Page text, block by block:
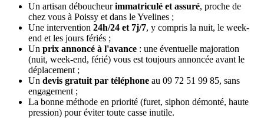
Un artisan déboucheurimmatriculé et assuré, proche de
chez vous à Poissy et dans le Yvelines ;
Une intervention 24h/24 et 7j/7, y compris la nuit, le week-
end et les jours fériés ;
Un prix annoncé à l'avance : une éventuelle majoration
(nuit, week-end, férié) vous est toujours annoncée avant le
déplacement ;
Un devis gratuit par téléphone au 09 72 51 99 85, sans
engagement ;
La bonne méthode en priorité (furet, siphon démonté, haute
pression) pour éviter toute casse inutile.